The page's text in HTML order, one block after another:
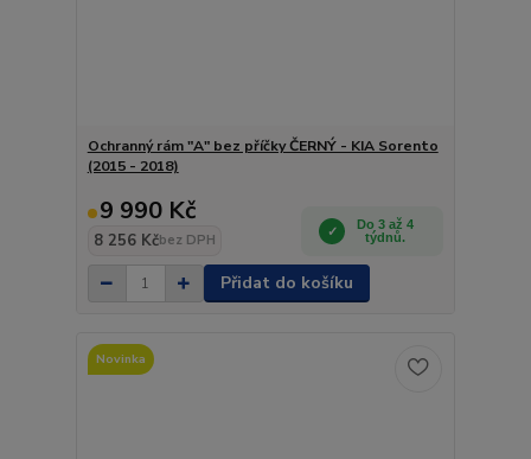
Ochranný rám "A" bez příčky ČERNÝ - KIA Sorento
(2015 - 2018)
9 990 Kč
8 256 Kčbez DPH
Do 3 až 4
týdnů.
Přidat do košíku
Novinka